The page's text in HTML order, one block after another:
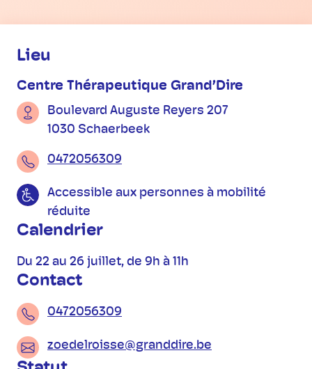
Informations pratiques
Lieu
Centre Thérapeutique Grand’Dire
Boulevard Auguste Reyers 207
1030 Schaerbeek
0472056309
Accessible aux personnes à mobilité
réduite
Calendrier
Du 22 au 26 juillet, de 9h à 11h
Contact
0472056309
zoedelroisse@granddire.be